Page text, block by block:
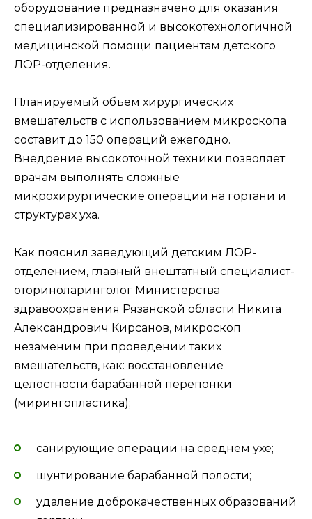
оборудование предназначено для оказания
специализированной и высокотехнологичной
медицинской помощи пациентам детского
ЛОР-отделения.
Планируемый объем хирургических
вмешательств с использованием микроскопа
составит до 150 операций ежегодно.
Внедрение высокоточной техники позволяет
врачам выполнять сложные
микрохирургические операции на гортани и
структурах уха.
Как пояснил заведующий детским ЛОР-
отделением, главный внештатный специалист-
оториноларинголог Министерства
здравоохранения Рязанской области Никита
Александрович Кирсанов, микроскоп
незаменим при проведении таких
вмешательств, как: восстановление
целостности барабанной перепонки
(мирингопластика);
санирующие операции на среднем ухе;
шунтирование барабанной полости;
удаление доброкачественных образований